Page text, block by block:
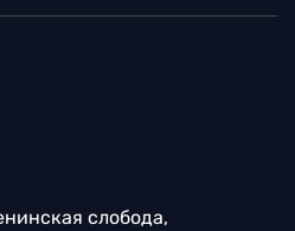
слобода,